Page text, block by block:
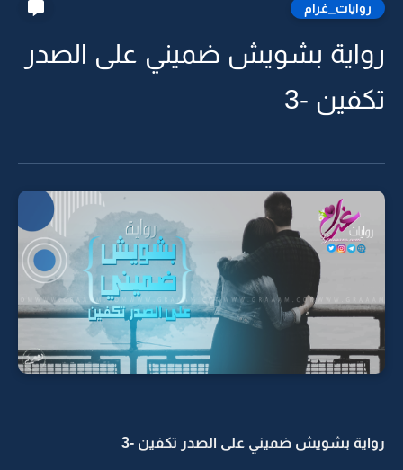
روايات_غرام
رواية بشويش ضميني على الصدر
تكفين -3
رواية بشويش ضميني على الصدر تكفين -3